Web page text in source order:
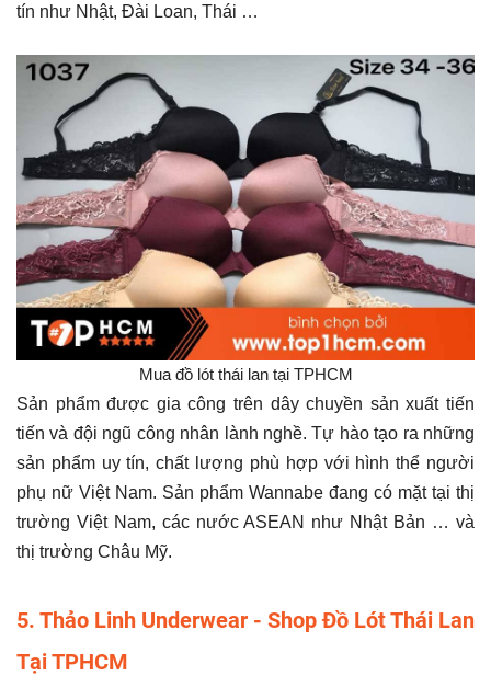
tín như Nhật, Đài Loan, Thái …
Mua đồ lót thái lan tại TPHCM
Sản phẩm được gia công trên dây chuyền sản xuất tiến
tiến và đội ngũ công nhân lành nghề. Tự hào tạo ra những
sản phẩm uy tín, chất lượng phù hợp với hình thể người
phụ nữ Việt Nam. Sản phẩm Wannabe đang có mặt tại thị
trường Việt Nam, các nước ASEAN như Nhật Bản … và
thị trường Châu Mỹ.
5. Thảo Linh Underwear - Shop Đồ Lót Thái Lan
Tại TPHCM